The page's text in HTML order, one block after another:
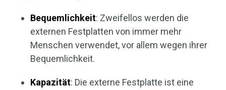
Bequemlichkeit: Zweifellos werden die
externen Festplatten von immer mehr
Menschen verwendet, vor allem wegen ihrer
Bequemlichkeit.
Kapazität: Die externe Festplatte ist eine